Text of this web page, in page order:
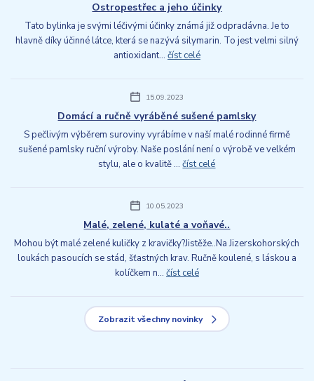
Ostropestřec a jeho účinky
Tato bylinka je svými léčivými účinky známá již odpradávna. Je to
hlavně díky účinné látce, která se nazývá silymarin. To jest velmi silný
antioxidant... číst celé
15.09.2023
Domácí a ručně vyráběné sušené pamlsky
S pečlivým výběrem suroviny vyrábíme v naší malé rodinné firmě
sušené pamlsky ruční výroby. Naše poslání není o výrobě ve velkém
stylu, ale o kvalitě ...číst celé
10.05.2023
Malé, zelené, kulaté a voňavé..
Mohou být malé zelené kuličky z kravičky?Jistěže..Na Jizerskohorských
loukách pasoucích se stád, šťastných krav. Ručně koulené, s láskou a
kolíčkem n... číst celé
Zobrazit všechny novinky